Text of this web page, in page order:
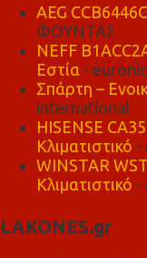
AEG
ΦΟΥΝΤΑΣ
NEFF
Εστία -
Σπάρτη –
international
HISENSE
Κλιματιστικό -
WINSTAR
Κλιματιστικό -
LAKONES.gr